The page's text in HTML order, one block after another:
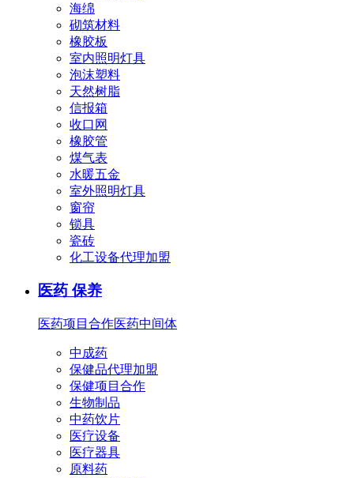
海绵
砌筑材料
橡胶板
室内照明灯具
泡沫塑料
天然树脂
信报箱
收口网
橡胶管
煤气表
水暖五金
室外照明灯具
窗帘
锁具
瓷砖
化工设备代理加盟
医药 保养
医药项目合作医药中间体
中成药
保健品代理加盟
保健项目合作
生物制品
中药饮片
医疗设备
医疗器具
原料药